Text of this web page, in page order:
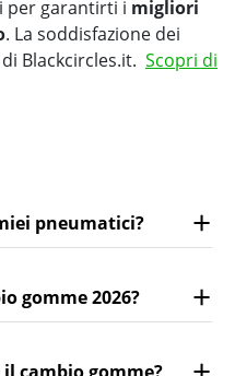
per garantirti i migliori
. La soddisfazione dei
Blackcircles.it. Scopri di
pneumatici?
gomme 2026?